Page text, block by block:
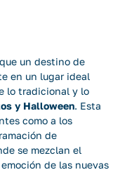
un destino de
en un lugar ideal
lo tradicional y lo
y Halloween. Esta
como a los
de
se mezclan el
de las nuevas